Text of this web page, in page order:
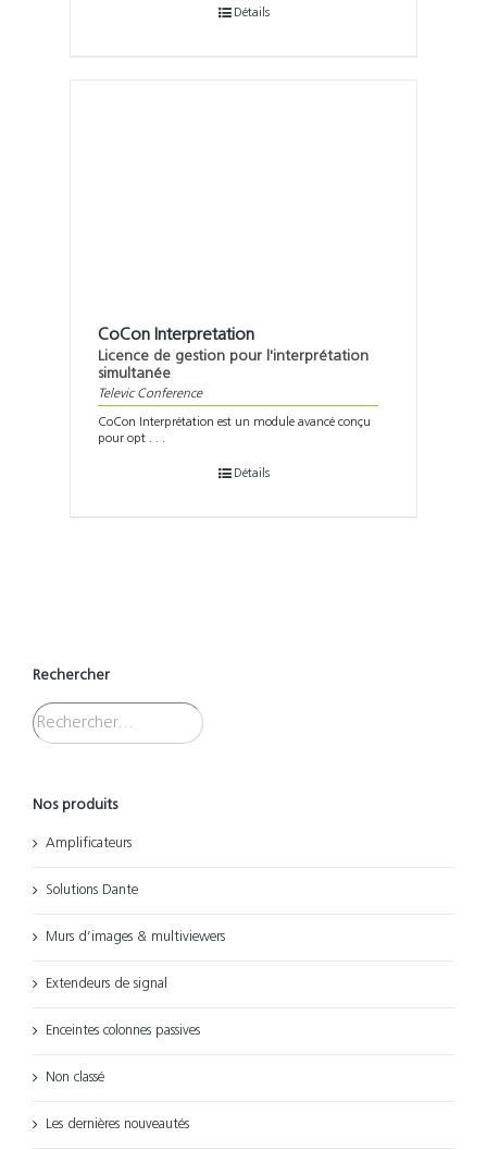
Détails
CoCon Interpretation
Licence de gestion pour l'interprétation
simultanée
Televic Conference
CoCon Interprétation est un module avancé conçu
pour opt . . .
Détails
Rechercher
Nos produits
Amplificateurs
Solutions Dante
Murs d’images & multiviewers
Extendeurs de signal
Enceintes colonnes passives
Non classé
Les dernières nouveautés